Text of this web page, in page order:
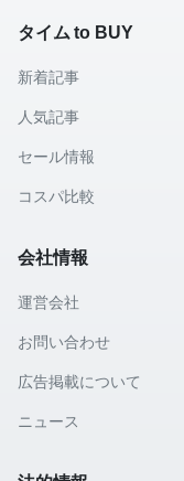
タイム to BUY
新着記事
人気記事
セール情報
コスパ比較
会社情報
運営会社
お問い合わせ
広告掲載について
ニュース